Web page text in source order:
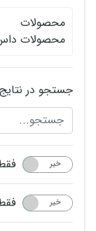
محصولات
محصولات
جستجو در نتایج
بله خیر
بله خیر